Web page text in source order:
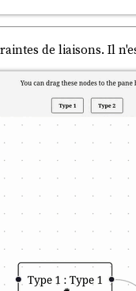
de liaisons. Il